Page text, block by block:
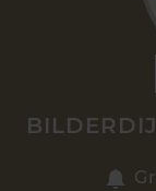
Zoek een